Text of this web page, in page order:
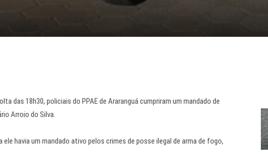
das 18h30, policiais do PPAE de Araranguá cumpriram um mandado de
Arroio do Silva.
havia um mandado ativo pelos crimes de posse ilegal de arma de fogo,